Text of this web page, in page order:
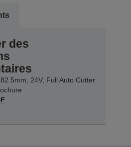
des
24V, Full Auto Cutter